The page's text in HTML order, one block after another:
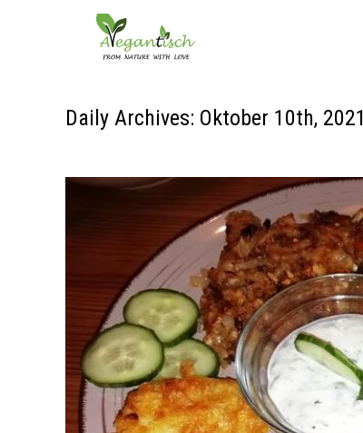
Daily Archives: Oktober 10th, 2021